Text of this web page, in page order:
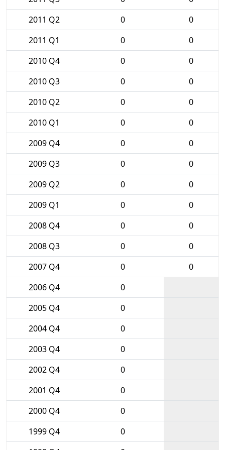
2011 Q2
0
0
2011 Q1
0
0
2010 Q4
0
0
2010 Q3
0
0
2010 Q2
0
0
2010 Q1
0
0
2009 Q4
0
0
2009 Q3
0
0
2009 Q2
0
0
2009 Q1
0
0
2008 Q4
0
0
2008 Q3
0
0
2007 Q4
0
0
2006 Q4
0
2005 Q4
0
2004 Q4
0
2003 Q4
0
2002 Q4
0
2001 Q4
0
2000 Q4
0
1999 Q4
0